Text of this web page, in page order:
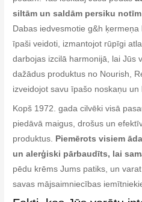
siltām un saldām persiku
Dabas iedvesmotie g&h
īpaši veidoti, izmantojot rūpīgi
darbojas izcilā harmonijā, lai Jūs
dažādus produktus no Nourish,
izveidojot savu īpašo noskaņu un
Kopš 1972. gada cilvēki visā
piedāvā maigus, drošus un
produktus. Piemērots visiem
un alerģiski pārbaudīts, lai
pēdu krēms Jums patiks, un
savas mājsaimniecības